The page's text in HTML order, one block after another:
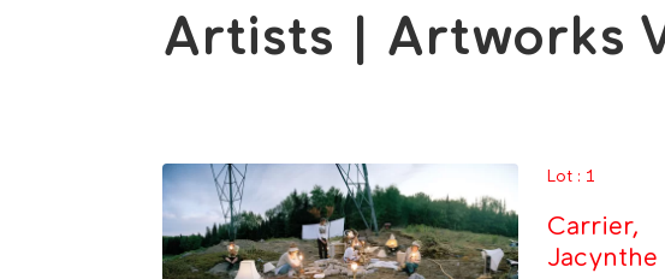
Artists | Artworks
Lot : 1
Carrier,
Jacynthe